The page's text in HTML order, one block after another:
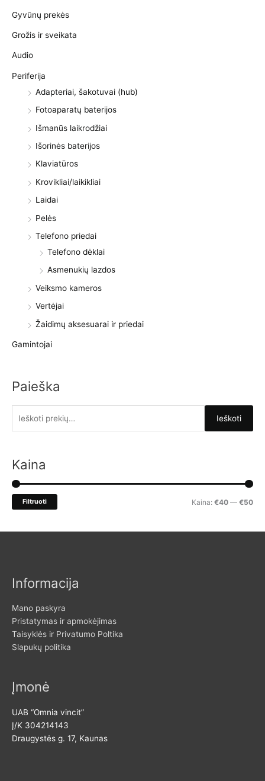
Gyvūnų prekės
Grožis ir sveikata
Audio
Periferija
Adapteriai, šakotuvai (hub)
Fotoaparatų baterijos
Išmanūs laikrodžiai
Išorinės baterijos
Klaviatūros
Krovikliai/laikikliai
Laidai
Pelės
Telefono priedai
Telefono dėklai
Asmenukių lazdos
Veiksmo kameros
Vertėjai
Žaidimų aksesuarai ir priedai
Gamintojai
Paieška
k
t
i
Ieškoti
Kaina
MM
Filtruoti Kaina: €40 — €50
Informacija
Mano paskyra
Pristatymas ir apmokėjimas
Taisyklės ir Privatumo Poltika
Slapukų politika
Įmonė
UAB “Omnia vincit”
Į/K 304214143
Draugystės g. 17, Kaunas